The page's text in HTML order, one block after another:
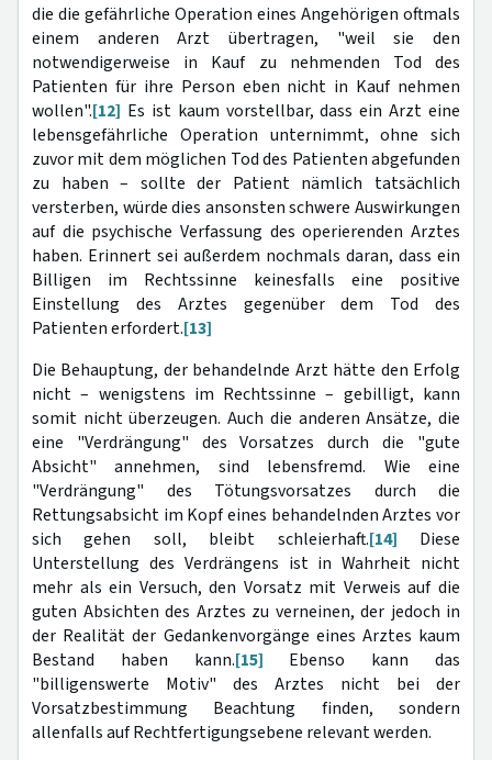
die die gefährliche Operation eines Angehörigen oftmals
einem anderen Arzt übertragen, "weil sie den
notwendigerweise in Kauf zu nehmenden Tod des
Patienten für ihre Person eben nicht in Kauf nehmen
wollen".[12] Es ist kaum vorstellbar, dass ein Arzt eine
lebensgefährliche Operation unternimmt, ohne sich
zuvor mit dem möglichen Tod des Patienten abgefunden
zu haben – sollte der Patient nämlich tatsächlich
versterben, würde dies ansonsten schwere Auswirkungen
auf die psychische Verfassung des operierenden Arztes
haben. Erinnert sei außerdem nochmals daran, dass ein
Billigen im Rechtssinne keinesfalls eine positive
Einstellung des Arztes gegenüber dem Tod des
Patienten erfordert.[13]
Die Behauptung, der behandelnde Arzt hätte den Erfolg
nicht – wenigstens im Rechtssinne – gebilligt, kann
somit nicht überzeugen. Auch die anderen Ansätze, die
eine "Verdrängung" des Vorsatzes durch die "gute
Absicht" annehmen, sind lebensfremd. Wie eine
"Verdrängung" des Tötungsvorsatzes durch die
Rettungsabsicht im Kopf eines behandelnden Arztes vor
sich gehen soll, bleibt schleierhaft.[14] Diese
Unterstellung des Verdrängens ist in Wahrheit nicht
mehr als ein Versuch, den Vorsatz mit Verweis auf die
guten Absichten des Arztes zu verneinen, der jedoch in
der Realität der Gedankenvorgänge eines Arztes kaum
Bestand haben kann.[15] Ebenso kann das
"billigenswerte Motiv" des Arztes nicht bei der
Vorsatzbestimmung Beachtung finden, sondern
allenfalls auf Rechtfertigungsebene relevant werden.